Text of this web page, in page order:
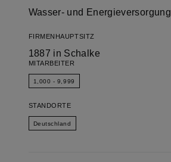
Wasser- und Energieversorgung
FIRMENHAUPTSITZ
1887 in Schalke
MITARBEITER
1,000 - 9,999
STANDORTE
Deutschland